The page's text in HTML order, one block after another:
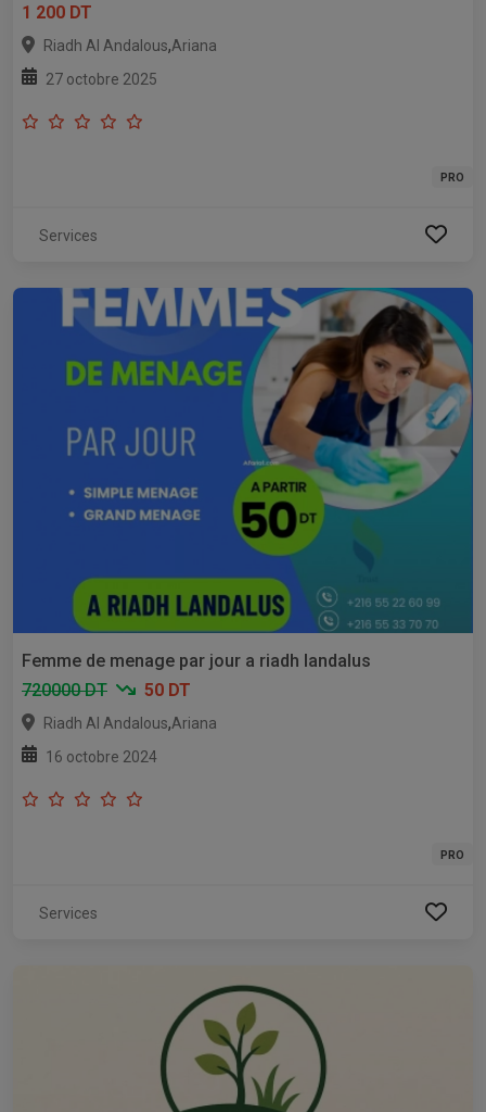
1 200 DT
Riadh Al Andalous,Ariana
27 octobre 2025
PRO
Services
Femme de menage par jour a riadh landalus
720000 DT
50 DT
Riadh Al Andalous,Ariana
16 octobre 2024
PRO
Services